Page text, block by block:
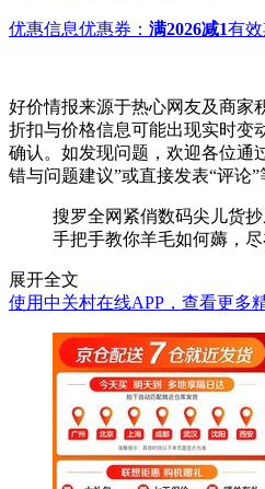
优惠信息优惠券： 满2026减1有效
好价情报来源于热心网友及商家
折扣与价格信息可能出现实时变
确认。如发现问题，欢迎各位通
错与问题建议”或直接发表“评论”
搜罗全网紧俏数码尖儿货
手把手教你羊毛如何薅，尽
展开全文
使用中关村在线APP，查看更多